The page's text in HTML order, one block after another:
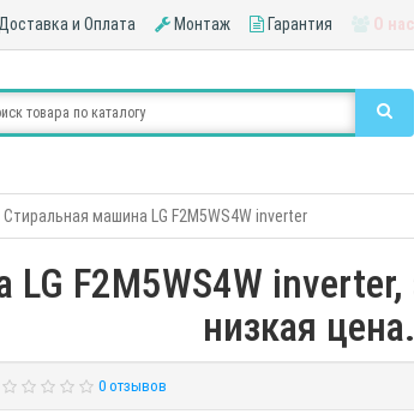
Доставка и Оплата Монтаж Гарантия О нас
Стиральная машина LG F2M5WS4W inverter
F2M5WS4W inverter,
низкая цена.
0 отзывов